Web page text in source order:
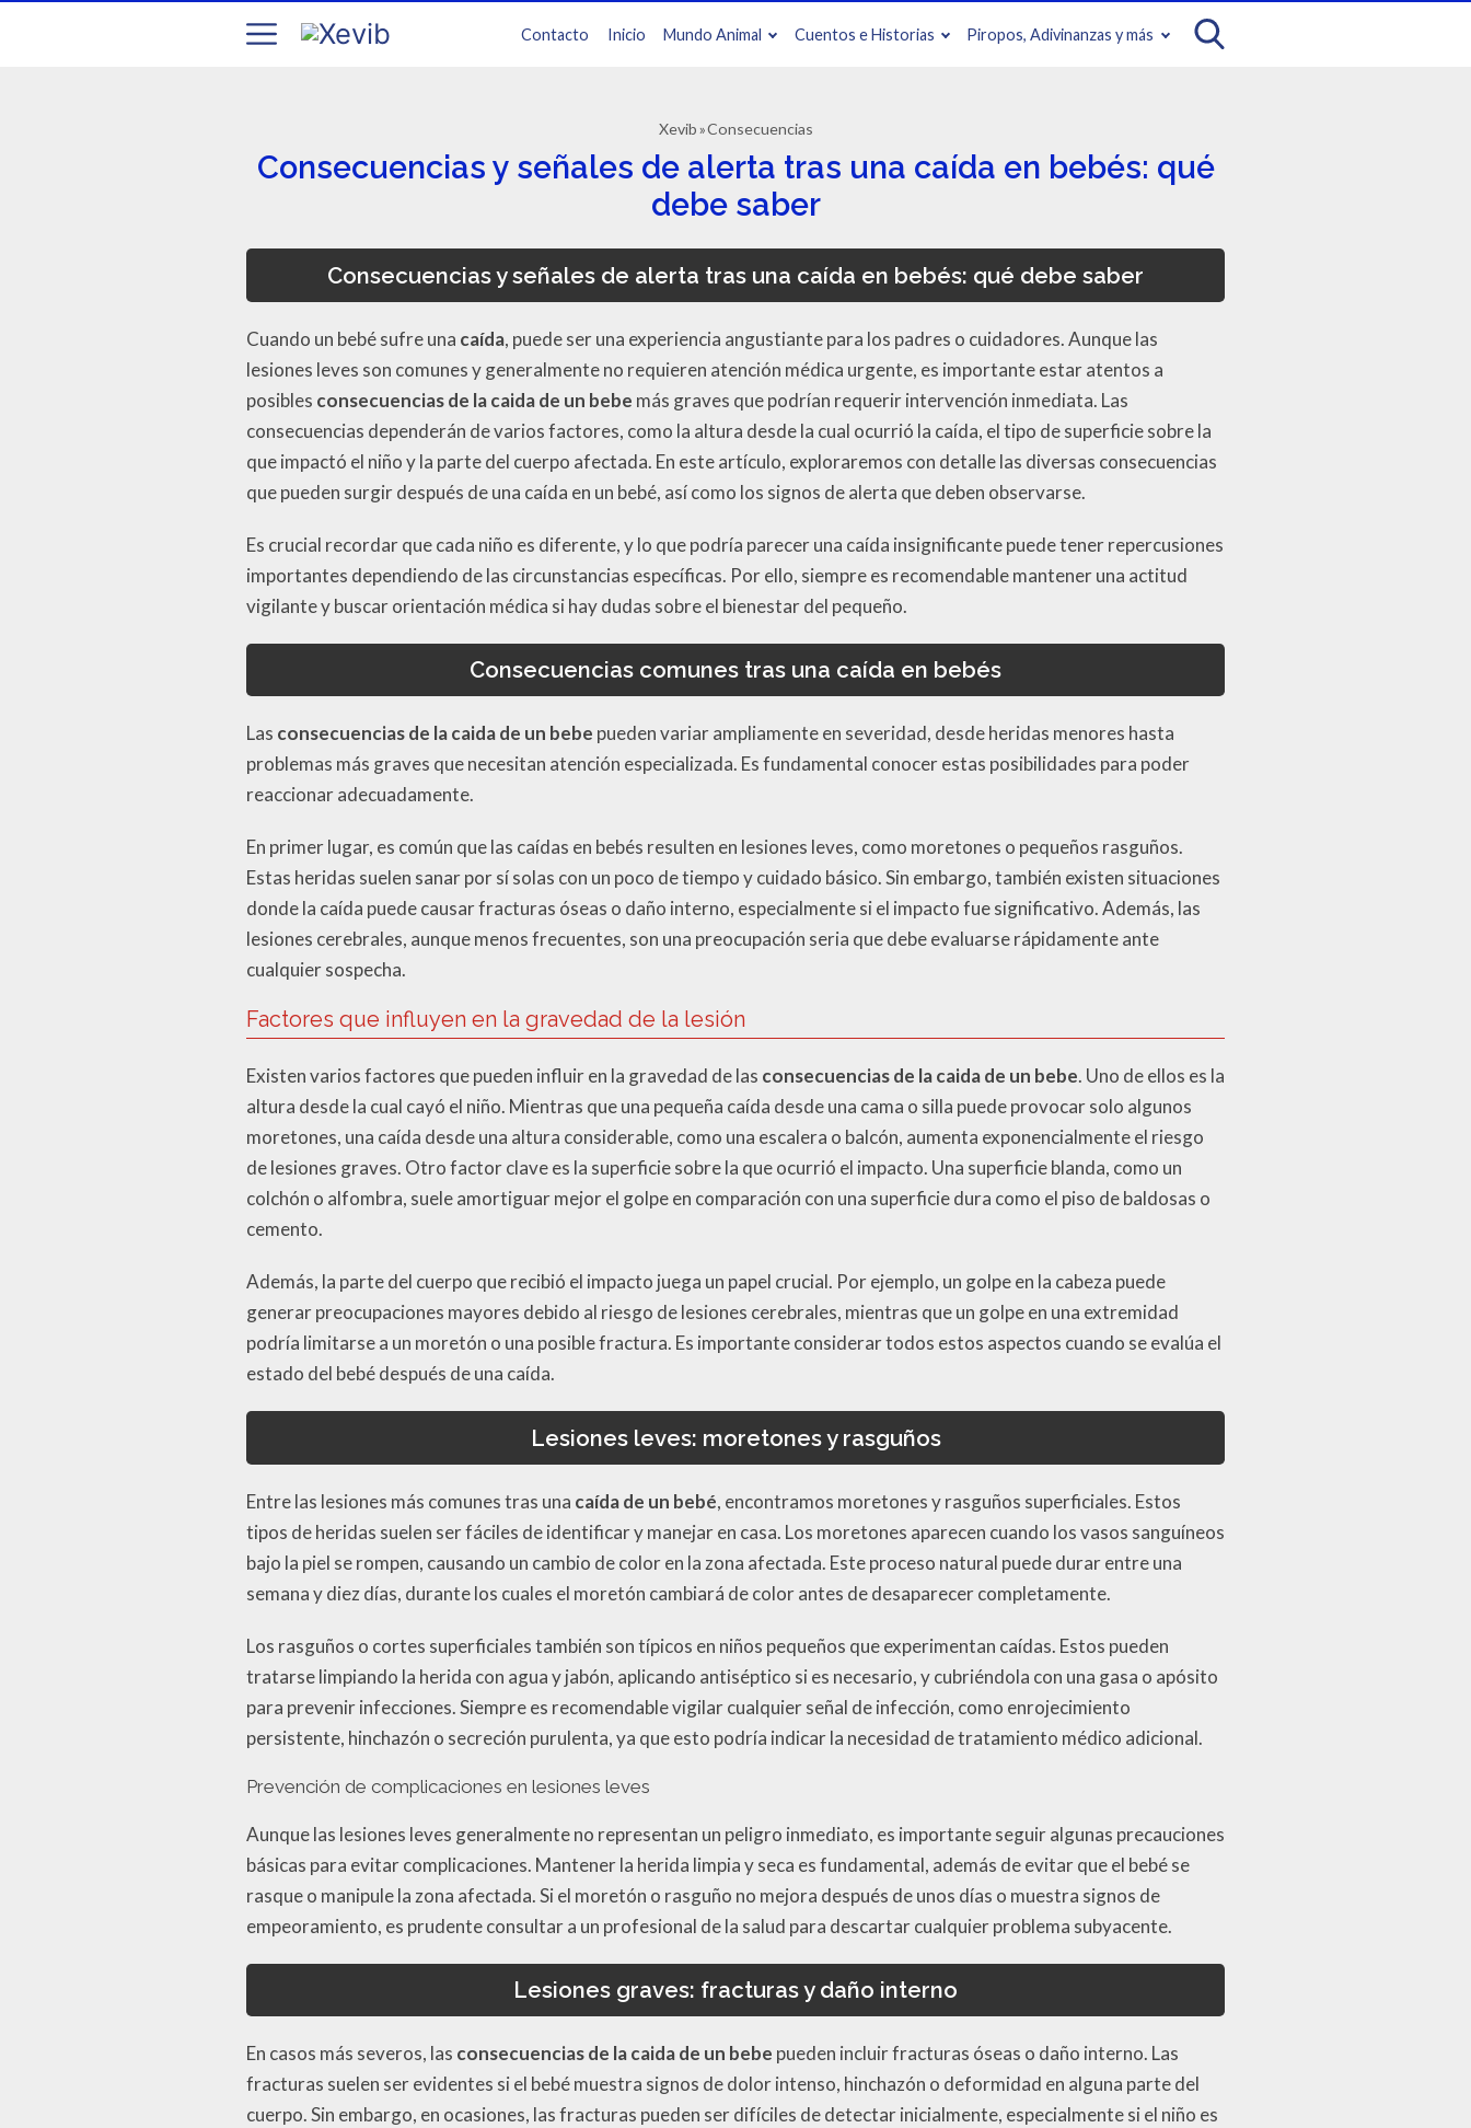
Contacto Inicio Mundo Animal Cuentos e Historias Piropos, Adivinanzas y más
Xevib Consecuencias
Consecuencias y señales de alerta tras una caída en bebés: qué
debe saber
Consecuencias y señales de alerta tras una caída en bebés: qué debe saber
Cuando un bebé sufre una caída, puede ser una experiencia angustiante para los padres o cuidadores. Aunque las
lesiones leves son comunes y generalmente no requieren atención médica urgente, es importante estar atentos a
posibles consecuencias de la caida de un bebe más graves que podrían requerir intervención inmediata. Las
consecuencias dependerán de varios factores, como la altura desde la cual ocurrió la caída, el tipo de superficie sobre la
que impactó el niño y la parte del cuerpo afectada. En este artículo, exploraremos con detalle las diversas consecuencias
que pueden surgir después de una caída en un bebé, así como los signos de alerta que deben observarse.
Es crucial recordar que cada niño es diferente, y lo que podría parecer una caída insignificante puede tener repercusiones
importantes dependiendo de las circunstancias específicas. Por ello, siempre es recomendable mantener una actitud
vigilante y buscar orientación médica si hay dudas sobre el bienestar del pequeño.
Consecuencias comunes tras una caída en bebés
Las consecuencias de la caida de un bebe pueden variar ampliamente en severidad, desde heridas menores hasta
problemas más graves que necesitan atención especializada. Es fundamental conocer estas posibilidades para poder
reaccionar adecuadamente.
En primer lugar, es común que las caídas en bebés resulten en lesiones leves, como moretones o pequeños rasguños.
Estas heridas suelen sanar por sí solas con un poco de tiempo y cuidado básico. Sin embargo, también existen situaciones
donde la caída puede causar fracturas óseas o daño interno, especialmente si el impacto fue significativo. Además, las
lesiones cerebrales, aunque menos frecuentes, son una preocupación seria que debe evaluarse rápidamente ante
cualquier sospecha.
Factores que influyen en la gravedad de la lesión
Existen varios factores que pueden influir en la gravedad de las consecuencias de la caida de un bebe. Uno de ellos es la
altura desde la cual cayó el niño. Mientras que una pequeña caída desde una cama o silla puede provocar solo algunos
moretones, una caída desde una altura considerable, como una escalera o balcón, aumenta exponencialmente el riesgo
de lesiones graves. Otro factor clave es la superficie sobre la que ocurrió el impacto. Una superficie blanda, como un
colchón o alfombra, suele amortiguar mejor el golpe en comparación con una superficie dura como el piso de baldosas o
cemento.
Además, la parte del cuerpo que recibió el impacto juega un papel crucial. Por ejemplo, un golpe en la cabeza puede
generar preocupaciones mayores debido al riesgo de lesiones cerebrales, mientras que un golpe en una extremidad
podría limitarse a un moretón o una posible fractura. Es importante considerar todos estos aspectos cuando se evalúa el
estado del bebé después de una caída.
Lesiones leves: moretones y rasguños
Entre las lesiones más comunes tras una caída de un bebé, encontramos moretones y rasguños superficiales. Estos
tipos de heridas suelen ser fáciles de identificar y manejar en casa. Los moretones aparecen cuando los vasos sanguíneos
bajo la piel se rompen, causando un cambio de color en la zona afectada. Este proceso natural puede durar entre una
semana y diez días, durante los cuales el moretón cambiará de color antes de desaparecer completamente.
Los rasguños o cortes superficiales también son típicos en niños pequeños que experimentan caídas. Estos pueden
tratarse limpiando la herida con agua y jabón, aplicando antiséptico si es necesario, y cubriéndola con una gasa o apósito
para prevenir infecciones. Siempre es recomendable vigilar cualquier señal de infección, como enrojecimiento
persistente, hinchazón o secreción purulenta, ya que esto podría indicar la necesidad de tratamiento médico adicional.
Prevención de complicaciones en lesiones leves
Aunque las lesiones leves generalmente no representan un peligro inmediato, es importante seguir algunas precauciones
básicas para evitar complicaciones. Mantener la herida limpia y seca es fundamental, además de evitar que el bebé se
rasque o manipule la zona afectada. Si el moretón o rasguño no mejora después de unos días o muestra signos de
empeoramiento, es prudente consultar a un profesional de la salud para descartar cualquier problema subyacente.
Lesiones graves: fracturas y daño interno
En casos más severos, las consecuencias de la caida de un bebe pueden incluir fracturas óseas o daño interno. Las
fracturas suelen ser evidentes si el bebé muestra signos de dolor intenso, hinchazón o deformidad en alguna parte del
cuerpo. Sin embargo, en ocasiones, las fracturas pueden ser difíciles de detectar inicialmente, especialmente si el niño es